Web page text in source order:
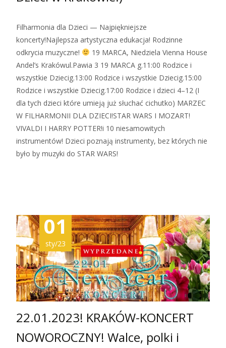
Filharmonia dla Dzieci — Najpiękniejsze
koncerty!Najlepsza artystyczna edukacja! Rodzinne
odkrycia muzyczne!
19 MARCA, Niedziela Vienna House
Andel’s Krakówul.Pawia 3 19 MARCA g.11:00 Rodzice i
wszystkie Dziecig.13:00 Rodzice i wszystkie Dziecig.15:00
Rodzice i wszystkie Dziecig.17:00 Rodzice i dzieci 4–12 (I
dla tych dzieci które umieją już słuchać cichutko) MARZEC
W FILHARMONII DLA DZIECI!STAR WARS I MOZART!
VIVALDI I HARRY POTTER!i 10 niesamowitych
instrumentów! Dzieci poznają instrumenty, bez których nie
było by muzyki do STAR WARS!
01
sty/23
22.01.2023! KRAKÓW-KONCERT
NOWOROCZNY! Walce, polki i